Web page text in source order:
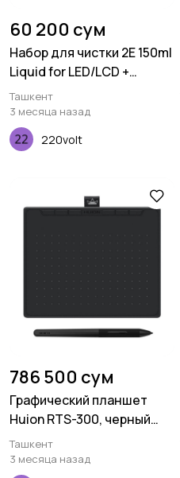
60 200 сум
Набор для чистки 2E 150ml
Liquid for LED/LCD +
салфетка, Blue
Ташкент
3 месяца назад
220volt
786 500 сум
Графический планшет
Huion RTS-300, черный
космо
Ташкент
3 месяца назад